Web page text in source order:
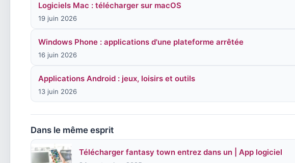
Logiciels Mac : télécharger sur macOS
19 juin 2026
Windows Phone : applications d'une plateforme arrêtée
16 juin 2026
Applications Android : jeux, loisirs et outils
13 juin 2026
Dans le même esprit
Télécharger fantasy town entrez dans un | App logiciel